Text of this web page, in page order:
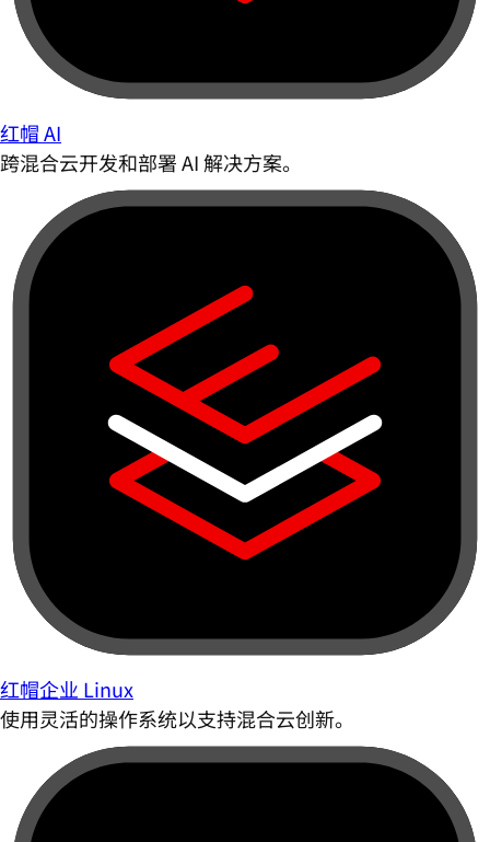
红帽 AI
跨混合云开发和部署 AI 解决方案。
红帽企业 Linux
使用灵活的操作系统以支持混合云创新。